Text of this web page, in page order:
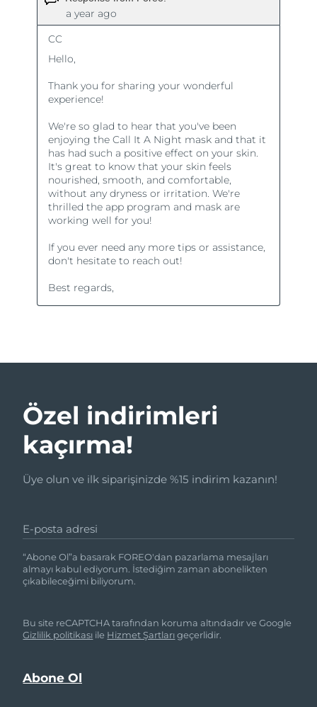
Özel indirimleri
kaçırma!
Üye olun ve ilk siparişinizde %15 indirim kazanın!
E-posta adresi
“Abone Ol”a basarak FOREO'dan pazarlama mesajları
almayı kabul ediyorum. İstediğim zaman abonelikten
çıkabileceğimi biliyorum.
Bu site reCAPTCHA tarafından koruma altındadır ve Google
Gizlilik politikası ile Hizmet Şartlarıgeçerlidir.